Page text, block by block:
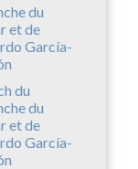
du
du
et de
García-